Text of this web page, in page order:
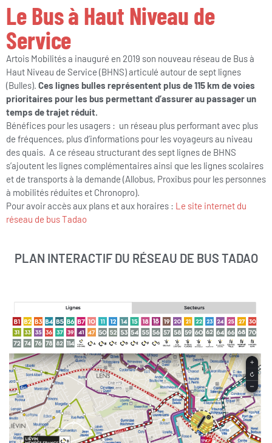
Le Bus à Haut Niveau de
Service
Artois Mobilités a inauguré en 2019 son nouveau réseau de Bus à
Haut Niveau de Service (BHNS) articulé autour de sept lignes
(Bulles). Ces lignes bulles représentent plus de 115 km de voies
prioritaires pour les bus permettant d’assurer au passager un
temps de trajet réduit.
Bénéfices pour les usagers : un réseau plus performant avec plus
de fréquences, plus d’informations pour les voyageurs au niveau
des quais. A ce réseau structurant des sept lignes de BHNS
s’ajoutent les lignes complémentaires ainsi que les lignes scolaires
et de transports à la demande (Allobus, Proxibus pour les personnes
à mobilités réduites et Chronopro).
Pour avoir accès aux plans et aux horaires : Le site internet du
réseau de bus Tadao
PLAN INTERACTIF DU RÉSEAU DE BUS TADAO